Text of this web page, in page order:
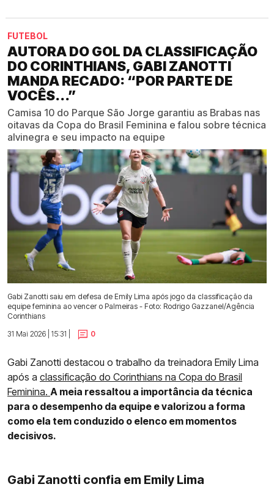
FUTEBOL
AUTORA DO GOL DA CLASSIFICAÇÃO
DO CORINTHIANS, GABI ZANOTTI
MANDA RECADO: “POR PARTE DE
VOCÊS...”
Camisa 10 do Parque São Jorge garantiu as Brabas nas
oitavas da Copa do Brasil Feminina e falou sobre técnica
alvinegra e seu impacto na equipe
Gabi Zanotti saiu em defesa de Emily Lima após jogo da classificação da
equipe feminina ao vencer o Palmeiras - Foto: Rodrigo Gazzanel/Agência
Corinthians
31 Mai 2026 | 15:31 |
0
Gabi Zanotti destacou o trabalho da treinadora Emily Lima
após a classificação do Corinthians na Copa do Brasil
Feminina. A meia ressaltou a importância da técnica
para o desempenho da equipe e valorizou a forma
como ela tem conduzido o elenco em momentos
decisivos.
Gabi Zanotti confia em Emily Lima